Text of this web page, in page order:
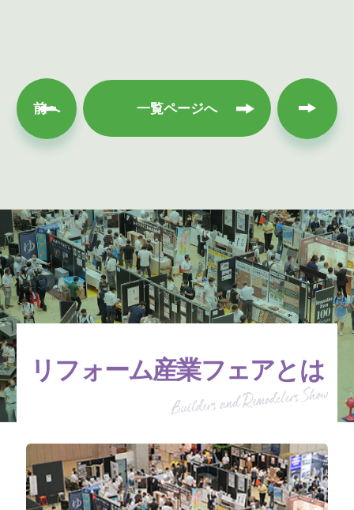
前へ 一覧ページへ
次へ
リフォーム産業フェアとは